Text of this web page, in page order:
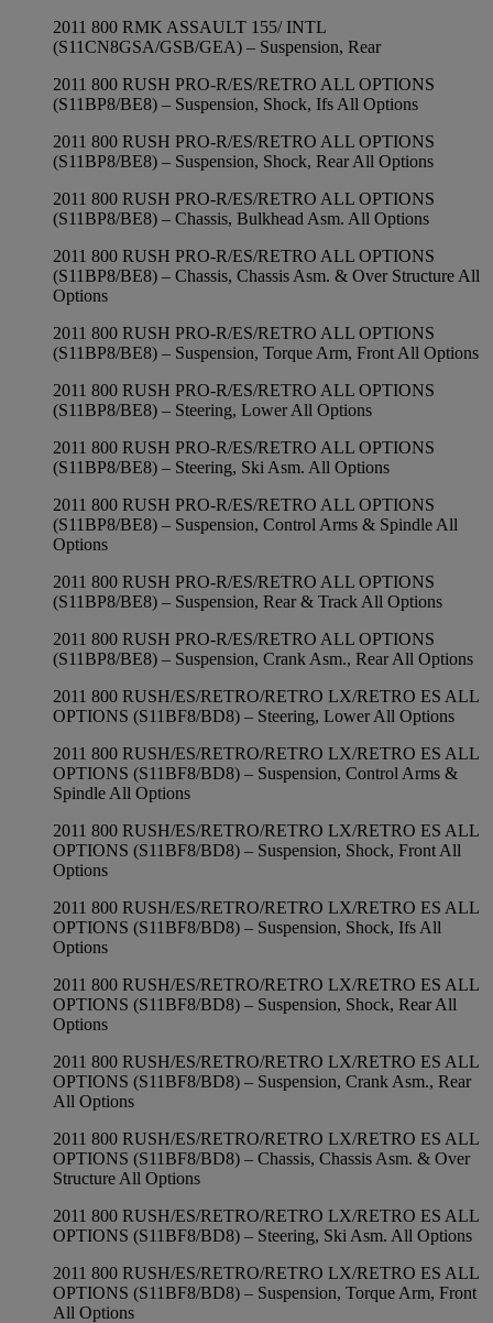
2011 800 RMK ASSAULT 155/ INTL
(S11CN8GSA/GSB/GEA) – Suspension, Rear
2011 800 RUSH PRO-R/ES/RETRO ALL OPTIONS
(S11BP8/BE8) – Suspension, Shock, Ifs All Options
2011 800 RUSH PRO-R/ES/RETRO ALL OPTIONS
(S11BP8/BE8) – Suspension, Shock, Rear All Options
2011 800 RUSH PRO-R/ES/RETRO ALL OPTIONS
(S11BP8/BE8) – Chassis, Bulkhead Asm. All Options
2011 800 RUSH PRO-R/ES/RETRO ALL OPTIONS
(S11BP8/BE8) – Chassis, Chassis Asm. & Over Structure All
Options
2011 800 RUSH PRO-R/ES/RETRO ALL OPTIONS
(S11BP8/BE8) – Suspension, Torque Arm, Front All Options
2011 800 RUSH PRO-R/ES/RETRO ALL OPTIONS
(S11BP8/BE8) – Steering, Lower All Options
2011 800 RUSH PRO-R/ES/RETRO ALL OPTIONS
(S11BP8/BE8) – Steering, Ski Asm. All Options
2011 800 RUSH PRO-R/ES/RETRO ALL OPTIONS
(S11BP8/BE8) – Suspension, Control Arms & Spindle All
Options
2011 800 RUSH PRO-R/ES/RETRO ALL OPTIONS
(S11BP8/BE8) – Suspension, Rear & Track All Options
2011 800 RUSH PRO-R/ES/RETRO ALL OPTIONS
(S11BP8/BE8) – Suspension, Crank Asm., Rear All Options
2011 800 RUSH/ES/RETRO/RETRO LX/RETRO ES ALL
OPTIONS (S11BF8/BD8) – Steering, Lower All Options
2011 800 RUSH/ES/RETRO/RETRO LX/RETRO ES ALL
OPTIONS (S11BF8/BD8) – Suspension, Control Arms &
Spindle All Options
2011 800 RUSH/ES/RETRO/RETRO LX/RETRO ES ALL
OPTIONS (S11BF8/BD8) – Suspension, Shock, Front All
Options
2011 800 RUSH/ES/RETRO/RETRO LX/RETRO ES ALL
OPTIONS (S11BF8/BD8) – Suspension, Shock, Ifs All
Options
2011 800 RUSH/ES/RETRO/RETRO LX/RETRO ES ALL
OPTIONS (S11BF8/BD8) – Suspension, Shock, Rear All
Options
2011 800 RUSH/ES/RETRO/RETRO LX/RETRO ES ALL
OPTIONS (S11BF8/BD8) – Suspension, Crank Asm., Rear
All Options
2011 800 RUSH/ES/RETRO/RETRO LX/RETRO ES ALL
OPTIONS (S11BF8/BD8) – Chassis, Chassis Asm. & Over
Structure All Options
2011 800 RUSH/ES/RETRO/RETRO LX/RETRO ES ALL
OPTIONS (S11BF8/BD8) – Steering, Ski Asm. All Options
2011 800 RUSH/ES/RETRO/RETRO LX/RETRO ES ALL
OPTIONS (S11BF8/BD8) – Suspension, Torque Arm, Front
All Options